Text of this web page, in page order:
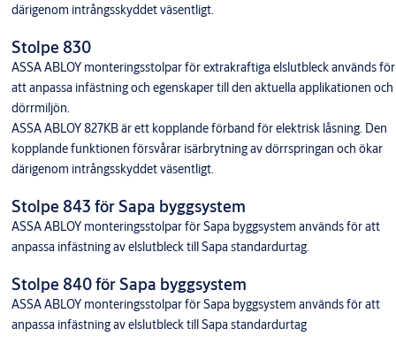
därigenom intrångsskyddet väsentligt.
Stolpe 830
ASSA ABLOY monteringsstolpar för extrakraftiga elslutbleck används för
att anpassa infästning och egenskaper till den aktuella applikationen och
dörrmiljön.
ASSA ABLOY 827KB är ett kopplande förband för elektrisk låsning. Den
kopplande funktionen försvårar isärbrytning av dörrspringan och ökar
därigenom intrångsskyddet väsentligt.
Stolpe 843 för Sapa byggsystem
ASSA ABLOY monteringsstolpar för Sapa byggsystem används för att
anpassa infästning av elslutbleck till Sapa standardurtag.
Stolpe 840 för Sapa byggsystem
ASSA ABLOY monteringsstolpar för Sapa byggsystem används för att
anpassa infästning av elslutbleck till Sapa standardurtag